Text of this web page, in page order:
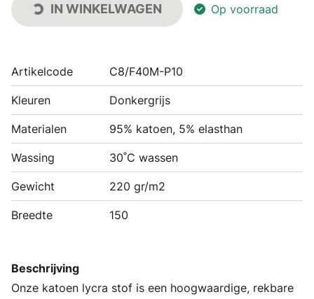
IN WINKELWAGEN Op voorraad
Artikelcode C8/F40M-P10
Kleuren Donkergrijs
Materialen 95% katoen, 5% elasthan
Wassing 30˚C wassen
Gewicht 220 gr/m2
Breedte 150
Beschrijving
Onze katoen lycra stof is een hoogwaardige, rekbare